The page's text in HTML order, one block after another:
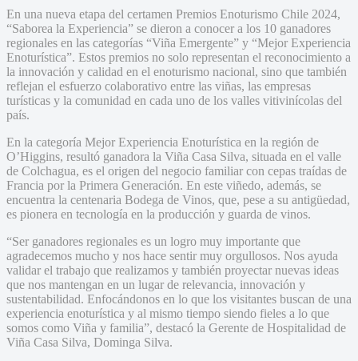
En una nueva etapa del certamen Premios Enoturismo Chile 2024,
“Saborea la Experiencia” se dieron a conocer a los 10 ganadores
regionales en las categorías “Viña Emergente” y “Mejor Experiencia
Enoturística”. Estos premios no solo representan el reconocimiento a
la innovación y calidad en el enoturismo nacional, sino que también
reflejan el esfuerzo colaborativo entre las viñas, las empresas
turísticas y la comunidad en cada uno de los valles vitivinícolas del
país.
En la categoría Mejor Experiencia Enoturística en la región de
O’Higgins, resultó ganadora la Viña Casa Silva, situada en el valle
de Colchagua, es el origen del negocio familiar con cepas traídas de
Francia por la Primera Generación. En este viñedo, además, se
encuentra la centenaria Bodega de Vinos, que, pese a su antigüedad,
es pionera en tecnología en la producción y guarda de vinos.
“Ser ganadores regionales es un logro muy importante que
agradecemos mucho y nos hace sentir muy orgullosos. Nos ayuda
validar el trabajo que realizamos y también proyectar nuevas ideas
que nos mantengan en un lugar de relevancia, innovación y
sustentabilidad. Enfocándonos en lo que los visitantes buscan de una
experiencia enoturística y al mismo tiempo siendo fieles a lo que
somos como Viña y familia”, destacó la Gerente de Hospitalidad de
Viña Casa Silva, Dominga Silva.